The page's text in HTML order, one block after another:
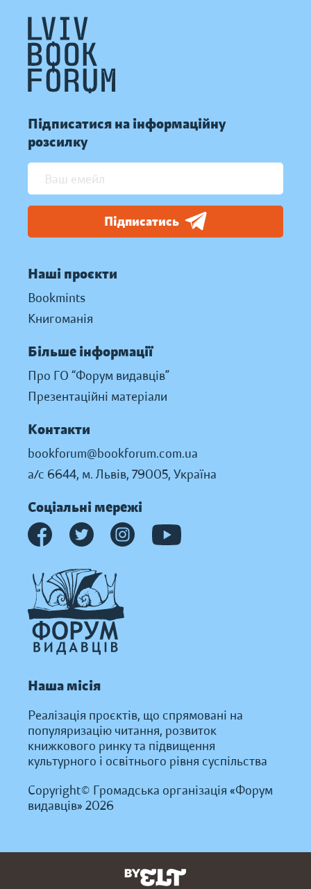
Підписатися на інформаційну
розсилку
Підписатись
Наші проєкти
Bookmints
Книгоманія
Більше інформації
Про ГО “Форум видавців”
Презентаційні матеріали
Контакти
bookforum@bookforum.com.ua
а/с 6644, м. Львів, 79005, Україна
Соціальні мережі
Наша місія
Реалізація проєктів, що спрямовані на
популяризацію читання, розвиток
книжкового ринку та підвищення
культурного і освітнього рівня суспільства
Copyright© Громадська організація «Форум
видавців» 2026